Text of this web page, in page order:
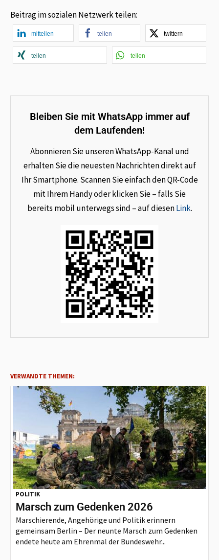
Beitrag im sozialen Netzwerk teilen:
mitteilen teilen twittern
teilen teilen
Bleiben Sie mit WhatsApp immer auf
dem Laufenden!
Abonnieren Sie unseren WhatsApp-Kanal und
erhalten Sie die neuesten Nachrichten direkt auf
Ihr Smartphone. Scannen Sie einfach den QR-Code
mit Ihrem Handy oder klicken Sie – falls Sie
bereits mobil unterwegs sind – auf diesenLink.
VERWANDTE THEMEN:
POLITIK
Marsch zum Gedenken 2026
Marschierende, Angehörige und Politik erinnern
gemeinsam Berlin – Der neunte Marsch zum Gedenken
endete heute am Ehrenmal der Bundeswehr...